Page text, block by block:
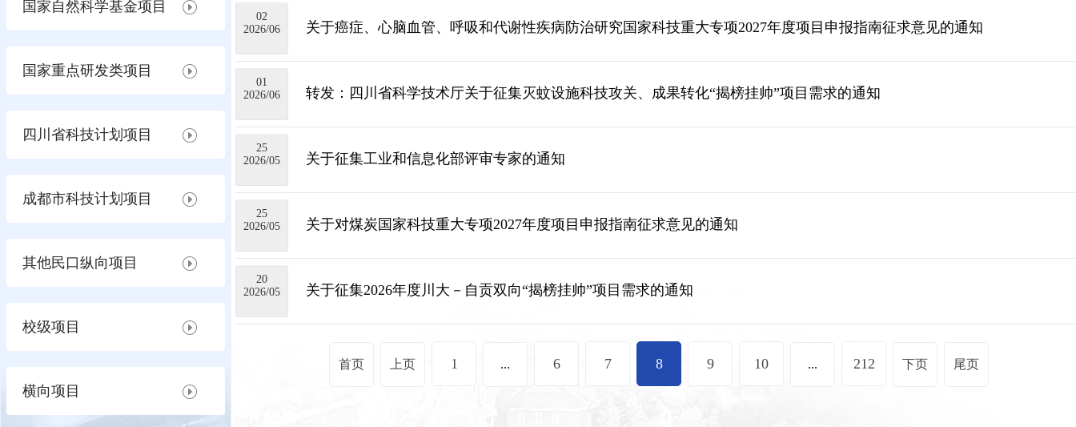
国家自然科学基金项目
国家重点研发类项目
四川省科技计划项目
成都市科技计划项目
其他民口纵向项目
校级项目
横向项目
02
2026/06
关于癌症、心脑血管、呼吸和代谢性疾病防治研究国家科技重大专项2027年度项目申报指南征求意见的通知
01
2026/06
转发：四川省科学技术厅关于征集灭蚊设施科技攻关、成果转化“揭榜挂帅”项目需求的通知
25
2026/05
关于征集工业和信息化部评审专家的通知
25
2026/05
关于对煤炭国家科技重大专项2027年度项目申报指南征求意见的通知
20
2026/05
关于征集2026年度川大－自贡双向“揭榜挂帅”项目需求的通知
首页 上页 1 ... 6 7 8 9 10 ... 212 下页 尾页